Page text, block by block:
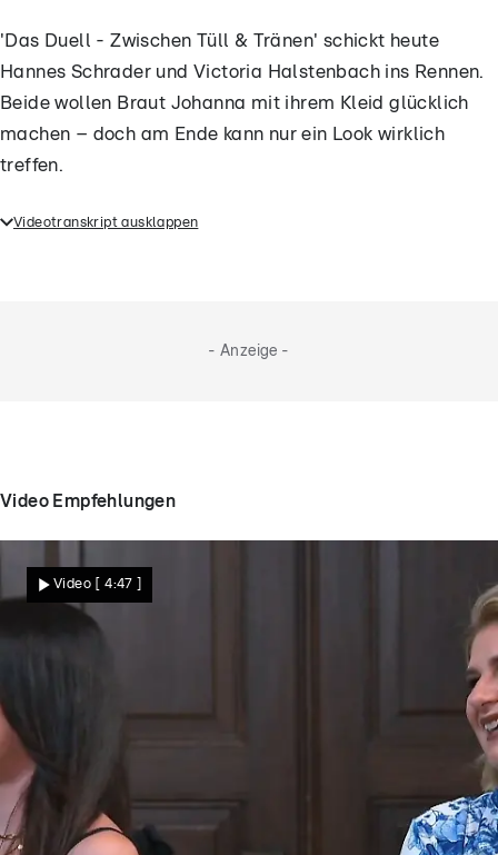
'Das Duell - Zwischen Tüll & Tränen' schickt heute
Hannes Schrader und Victoria Halstenbach ins Rennen.
Beide wollen Braut Johanna mit ihrem Kleid glücklich
machen – doch am Ende kann nur ein Look wirklich
treffen.
'Das Duell - Zwischen Tüll & Tränen' schickt heute
Videotranskript ausklappen
- Anzeige -
Video Empfehlungen
Video [ 4:47 ]